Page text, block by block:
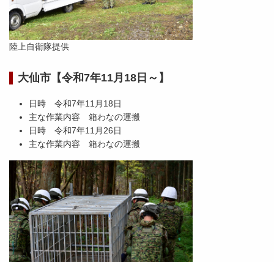
陸上自衛隊提供
大仙市【令和7年11月18日～】
日時 令和7年11月18日
主な作業内容 箱わなの運搬
日時 令和7年11月26日
主な作業内容 箱わなの運搬